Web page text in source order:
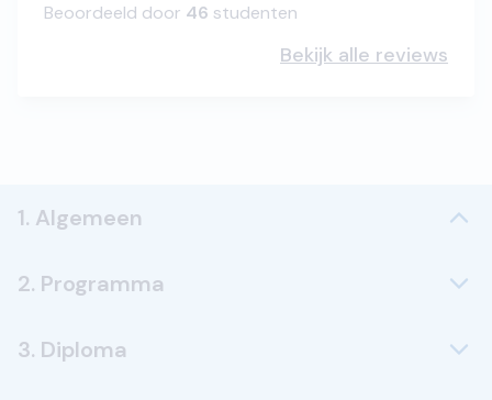
Beoordeeld door 46 studenten
Bekijk alle reviews
1. Algemeen
2. Programma
3. Diploma